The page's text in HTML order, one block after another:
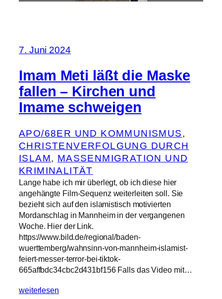
7. Juni 2024
Imam Meti läßt die Maske
fallen – Kirchen und
Imame schweigen
APO/68ER UND KOMMUNISMUS
CHRISTENVERFOLGUNG DURCH
ISLAM, MASSENMIGRATION UND
KRIMINALITÄT
Lange habe ich mir überlegt, ob ich diese hier
angehängte Film-Sequenz weiterleiten soll. Sie
bezieht sich auf den islamistisch motivierten
Mordanschlag in Mannheim in der vergangenen
Woche. Hier der Link.
https://www.bild.de/regional/baden-
wuerttemberg/wahnsinn-von-mannheim-islamist-
feiert-messer-terror-bei-tiktok-
665affbdc34cbc2d431bf156 Falls das Video mit…
weiterlesen